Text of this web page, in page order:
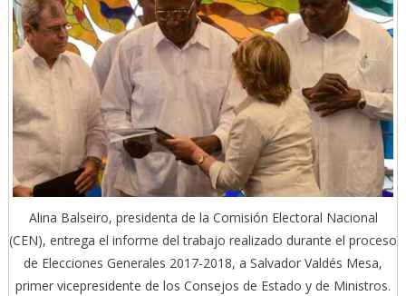
Alina Balseiro, presidenta de la Comisión Electoral Nacional
(CEN), entrega el informe del trabajo realizado durante el proceso
de Elecciones Generales 2017-2018, a Salvador Valdés Mesa,
primer vicepresidente de los Consejos de Estado y de Ministros.